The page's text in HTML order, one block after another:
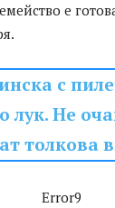
е
с
лук. Не
толкова
Error9